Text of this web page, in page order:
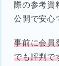
際の参考資
公開で安心
事前に会員
でも評判で